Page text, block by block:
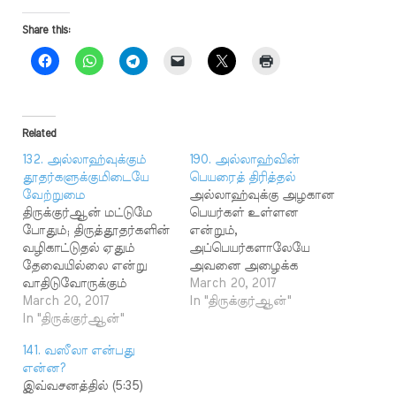
Share this:
Related
132. அல்லாஹ்வுக்கும்
தூதர்களுக்குமிடையே
வேற்றுமை
திருக்குர்ஆன் மட்டுமே
போதும்; திருத்தூதர்களின்
வழிகாட்டுதல் ஏதும்
தேவையில்லை என்று
வாதிடுவோருக்கும்
இஸ்லாத்திற்கும்
எள்ளளவும் தொடர்பு
வசனங்கள் (4:150, 151, 152)
கூறுகின்றன.
"அல்லாஹ்வுக்கும்,
March 20, 2017
In "திருக்குர்ஆன்"
190. அல்லாஹ்வின்
பெயரைத் திரித்தல்
அல்லாஹ்வுக்கு அழகான
பெயர்கள் உள்ளன
என்றும்,
அப்பெயர்களாலேயே
அவனை அழைக்க
வேண்டும் என்றும்
இவ்வசனங்கள் (7:180,
March 20, 2017
In "திருக்குர்ஆன்"
141. வஸீலா என்பது
என்ன?
இவ்வசனத்தில் (5:35)